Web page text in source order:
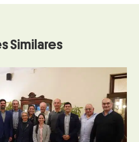
Similares